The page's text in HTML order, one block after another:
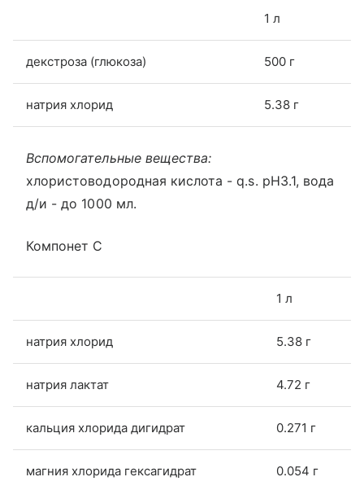
1 л
декстроза (глюкоза) 500 г
натрия хлорид 5.38 г
Вспомогательные вещества:
хлористоводородная кислота - q.s. рН3.1, вода
д/и - до 1000 мл.
Компонет С
1 л
натрия хлорид 5.38 г
натрия лактат 4.72 г
кальция хлорида дигидрат 0.271 г
магния хлорида гексагидрат 0.054 г